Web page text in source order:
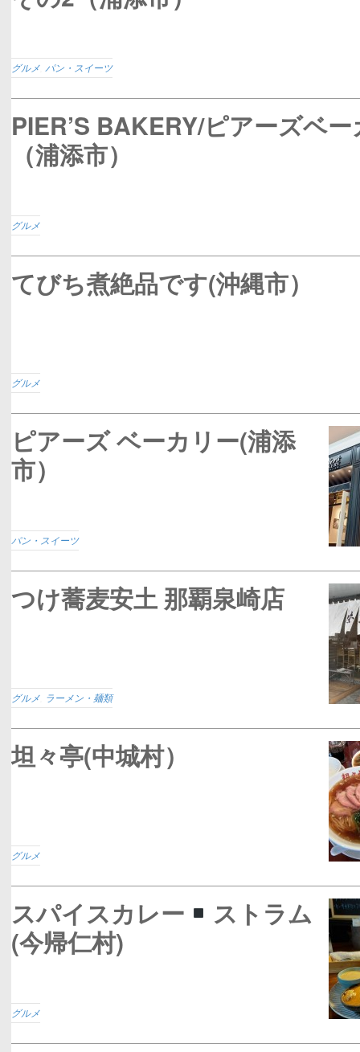
グルメ パン・スイーツ
PIER’S BAKERY/ピアーズベ
（浦添市）
グルメ
てびち煮絶品です(沖縄市）
グルメ
ピアーズ ベーカリー(浦添
市）
パン・スイーツ
つけ蕎麦安土 那覇泉崎店
グルメ ラーメン・麺類
坦々亭(中城村）
グルメ
スパイスカレー
ストラム
(今帰仁村)
グルメ